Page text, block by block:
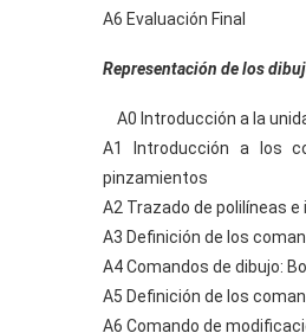
A6 Evaluación Final
Representación de los
A0 Introducción a la
A1 Introducción a los
pinzamientos
A2 Trazado de polilíneas
A3 Definición de los
A4 Comandos de dibujo:
A5 Definición de los
A6 Comando de